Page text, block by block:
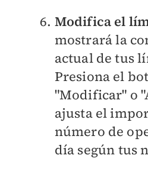
Modifica el
mostrará la
actual de tus
Presiona el
"Modificar" o
ajusta el
número de
día según tus